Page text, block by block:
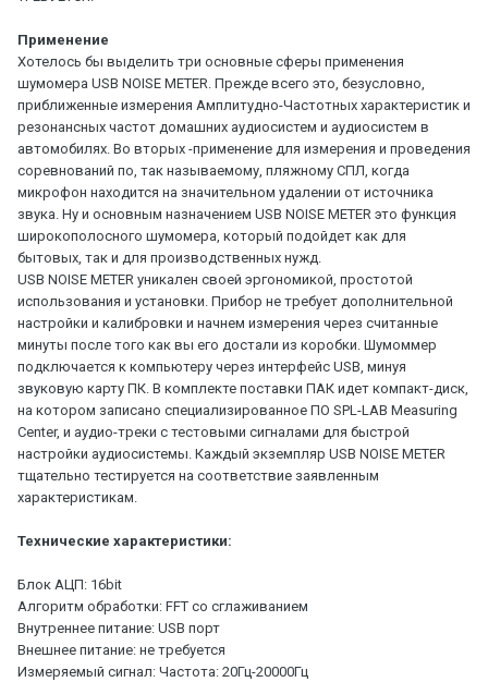
Применение
Хотелось бы выделить три основные сферы применения
шумомера USB NOISE METER. Прежде всего это, безусловно,
приближенные измерения Амплитудно-Частотных характеристик и
резонансных частот домашних аудиосистем и аудиосистем в
автомобилях. Во вторых -применение для измерения и проведения
соревнований по, так называемому, пляжному СПЛ, когда
микрофон находится на значительном удалении от источника
звука. Ну и основным назначением USB NOISE METER это функция
широкополосного шумомера, который подойдет как для
бытовых, так и для производственных нужд.
USB NOISE METER уникален своей эргономикой, простотой
использования и установки. Прибор не требует дополнительной
настройки и калибровки и начнем измерения через считанные
минуты после того как вы его достали из коробки. Шумоммер
подключается к компьютеру через интерфейс USB, минуя
звуковую карту ПК. В комплекте поставки ПАК идет компакт-диск,
на котором записано специализированное ПО SPL-LAB Measuring
Center, и аудио-треки с тестовыми сигналами для быстрой
настройки аудиосистемы. Каждый экземпляр USB NOISE METER
тщательно тестируется на соответствие заявленным
характеристикам.
Технические характеристики:
Блок АЦП: 16bit
Алгоритм обработки: FFT со сглаживанием
Внутреннее питание: USB порт
Внешнее питание: не требуется
Измеряемый сигнал: Частота: 20Гц-20000Гц